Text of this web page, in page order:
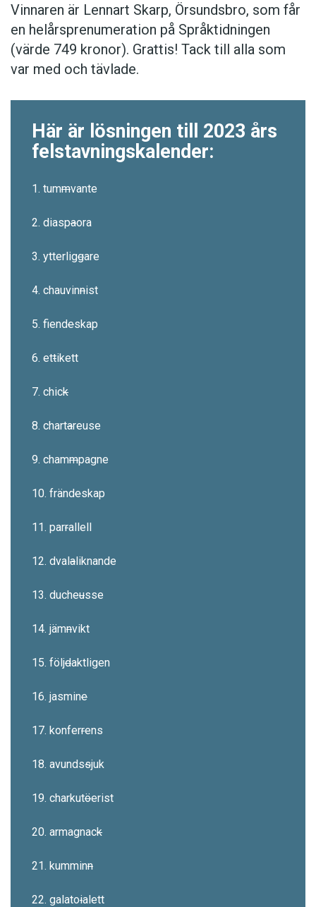
Vinnaren är Lennart Skarp, Örsundsbro, som får
en helårsprenumeration på Språktidningen
(värde 749 kronor). Grattis! Tack till alla som
var med och tävlade.
Här är lösningen till 2023 års
felstavningskalender:
1. tummvante
2. diaspaora
3. ytterliggare
4. chauvinnist
5. fiendeskap
6. ettikett
7. chick
8. chartareuse
9. chammpagne
10. frändeskap
11. parrallell
12. dvalaliknande
13. ducheusse
14. jämnvikt
15. följdaktligen
16. jasmine
17. konferrens
18. avundssjuk
19. charkutöerist
20. armagnack
21. kumminn
22. galatoialett